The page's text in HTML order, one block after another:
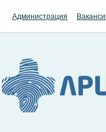
Администрация